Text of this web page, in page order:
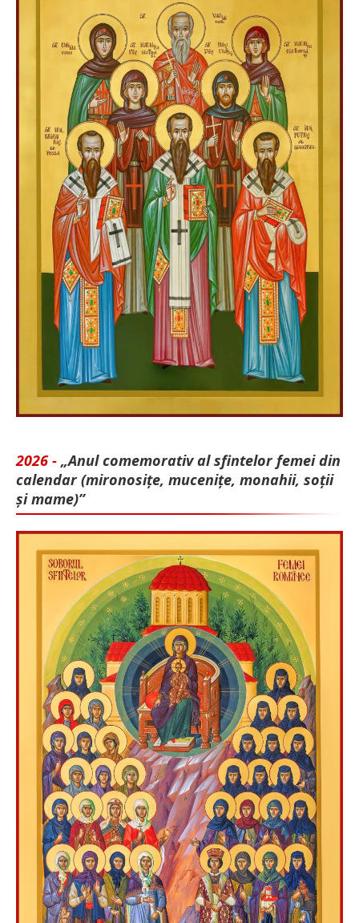
2026 - „Anul comemorativ al sfintelor femei din
calendar (mironosițe, mu­cenițe, monahii, soții
și mame)”